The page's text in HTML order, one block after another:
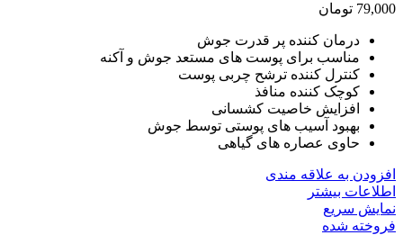
79,000 تومان
درمان کننده پر قدرت جوش
مناسب برای پوست های مستعد جوش و آکنه
کنترل کننده ترشح چربی پوست
کوچک کننده منافذ
افزایش خاصیت کشسانی
بهبود آسیب های پوستی توسط جوش
حاوی عصاره های گیاهی
افزودن به علاقه مندی
اطلاعات بیشتر
نمایش سریع
فروخته شده